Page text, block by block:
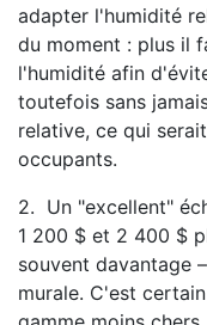
adapter l'humidité
du moment : plus il
l'humidité afin
toutefois sans
relative, ce qui
occupants.
2. Un "excellent"
1 200 $ et 2 400 $
souvent davantage
murale. C'est